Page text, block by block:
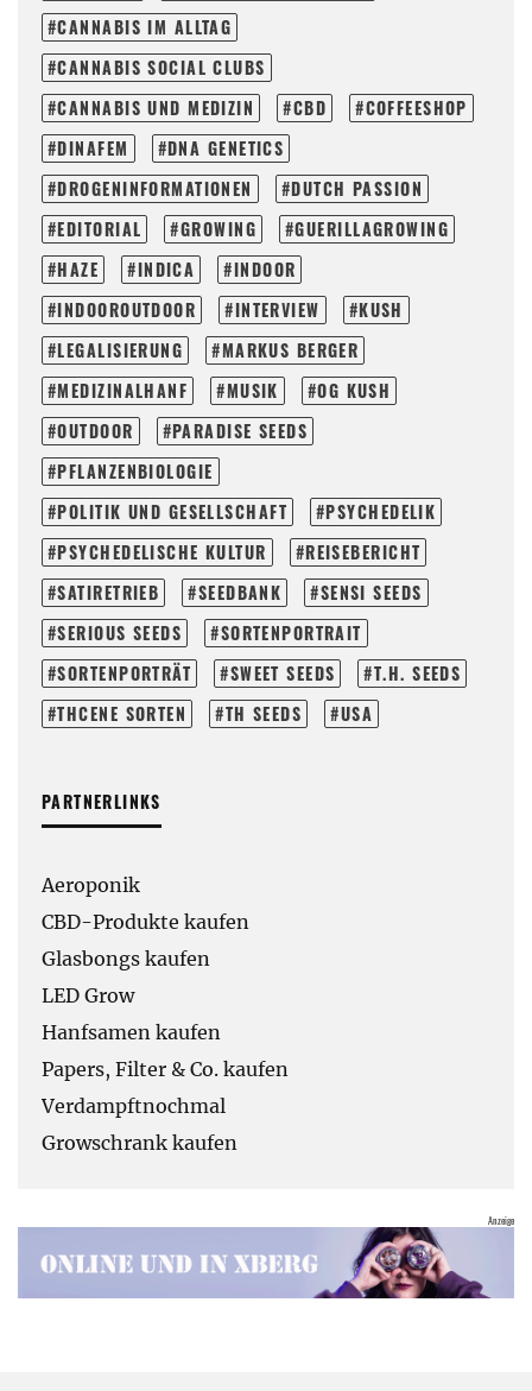
CANNABIS IM ALLTAG
CANNABIS SOCIAL CLUBS
CANNABIS UND MEDIZIN
CBD
COFFEESHOP
DINAFEM
DNA GENETICS
DROGENINFORMATIONEN
DUTCH PASSION
EDITORIAL
GROWING
GUERILLAGROWING
HAZE
INDICA
INDOOR
INDOOROUTDOOR
INTERVIEW
KUSH
LEGALISIERUNG
MARKUS BERGER
MEDIZINALHANF
MUSIK
OG KUSH
OUTDOOR
PARADISE SEEDS
PFLANZENBIOLOGIE
POLITIK UND GESELLSCHAFT
PSYCHEDELIK
PSYCHEDELISCHE KULTUR
REISEBERICHT
SATIRETRIEB
SEEDBANK
SENSI SEEDS
SERIOUS SEEDS
SORTENPORTRAIT
SORTENPORTRÄT
SWEET SEEDS
T.H. SEEDS
THCENE SORTEN
TH SEEDS USA
PARTNERLINKS
Aeroponik
CBD-Produkte kaufen
Glasbongs kaufen
LED Grow
Hanfsamen kaufen
Papers, Filter & Co. kaufen
Verdampftnochmal
Growschrank kaufen